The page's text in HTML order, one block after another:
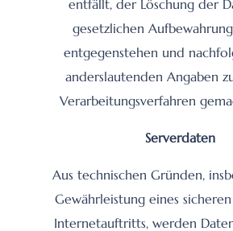
entfällt, der Löschung der
gesetzlichen
entgegenstehen und
anderslautenden Angaben
Verarbeitungsverfahren
Serverdaten
Aus technischen Gründen,
Gewährleistung eines
Internetauftritts, werden